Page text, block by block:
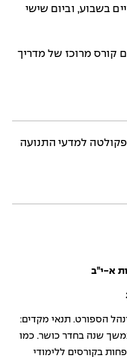
בשבוע, וביום שישי
קורס מרוכז של מדריך
למדעי התנועה
א-י"ב
הספורט. תנאי מקדים:
שנה בחדר כושר. כמו
תנאי מעבר בממוצע ציון 70 לפחות בקורסים ללימודי